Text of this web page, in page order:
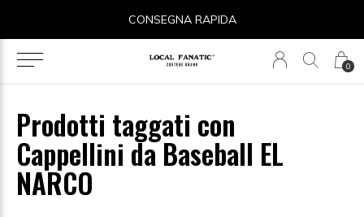
0
CONSEGNA RAPIDA
Prodotti taggati con
Cappellini da Baseball EL
NARCO